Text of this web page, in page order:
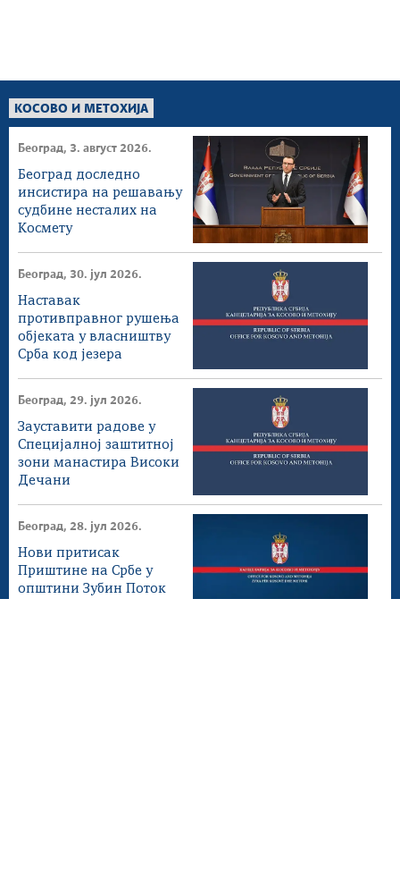
КОСОВО И МЕТОХИЈА
Београд, 3. август 2026.
Београд доследно
инсистира на решавању
судбине несталих на
Космету
Београд, 30. јул 2026.
Наставак
противправног рушења
објеката у власништву
Срба код језера
Београд, 29. јул 2026.
Зауставити радове у
Специјалној заштитној
зони манастира Високи
Дечани
Београд, 28. јул 2026.
Нови притисак
Приштине на Србе у
општини Зубин Поток